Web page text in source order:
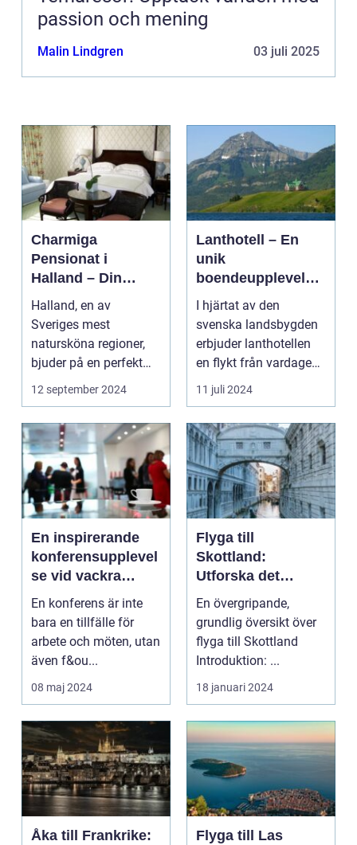
passion och mening
Malin Lindgren 03 juli 2025
Charmiga
Pensionat i
Halland – Din
Guide till Ett
Bekymmersfritt
Getaway
Halland, en av
Sveriges mest
natursköna regioner,
bjuder på en perfekt
kombination av idy...
12 september 2024
Lanthotell – En
unik
boendeupplevelse
i harmoni med
naturen
I hjärtat av den
svenska landsbygden
erbjuder lanthotellen
en flykt från vardagens
hektik...
11 juli 2024
En inspirerande
konferensupplevel
se vid vackra
Tylösand
En konferens är inte
bara en tillfälle för
arbete och möten, utan
även f&ou...
08 maj 2024
Flyga till
Skottland:
Utforska det
vackra landet på
ännu enklast sätt
En övergripande,
grundlig översikt över
flyga till Skottland
Introduktion: ...
18 januari 2024
Åka till Frankrike:
Flyga till Las